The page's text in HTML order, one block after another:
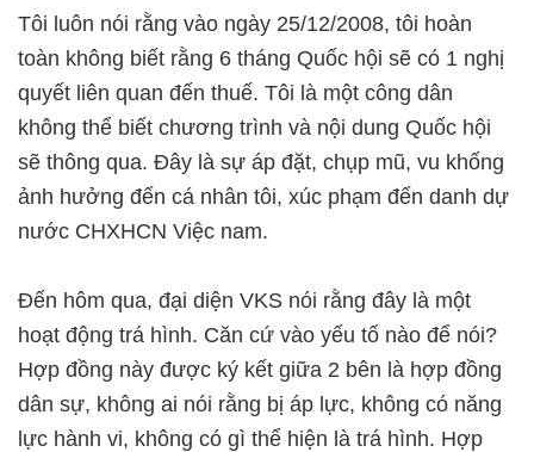
Tôi luôn nói rằng vào ngày 25/12/2008, tôi hoàn
toàn không biết rằng 6 tháng Quốc hội sẽ có 1 nghị
quyết liên quan đến thuế. Tôi là một công dân
không thể biết chương trình và nội dung Quốc hội
sẽ thông qua. Đây là sự áp đặt, chụp mũ, vu khống
ảnh hưởng đến cá nhân tôi, xúc phạm đến danh dự
nước CHXHCN Việc nam.
Đến hôm qua, đại diện VKS nói rằng đây là một
hoạt động trá hình. Căn cứ vào yếu tố nào để nói?
Hợp đồng này được ký kết giữa 2 bên là hợp đồng
dân sự, không ai nói rằng bị áp lực, không có năng
lực hành vi, không có gì thể hiện là trá hình. Hợp